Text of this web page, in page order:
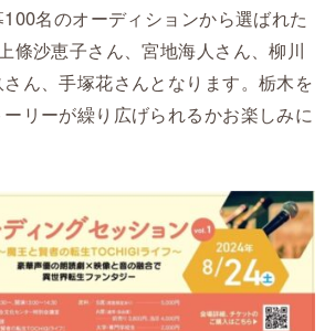
名のオーディションから選ばれた
條沙恵子さん、宮地海人さん、柳川
ん、手塚花さんとなります。栃木を
リーが繰り広げられるかお楽しみに